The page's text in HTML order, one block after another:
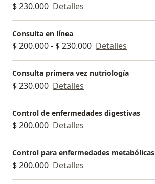
$ 230.000 Detalles
Consulta en línea
$ 200.000 - $ 230.000 Detalles
Consulta primera vez nutriología
$ 230.000 Detalles
Control de enfermedades digestivas
$ 200.000 Detalles
Control para enfermedades metabólicas
$ 200.000 Detalles